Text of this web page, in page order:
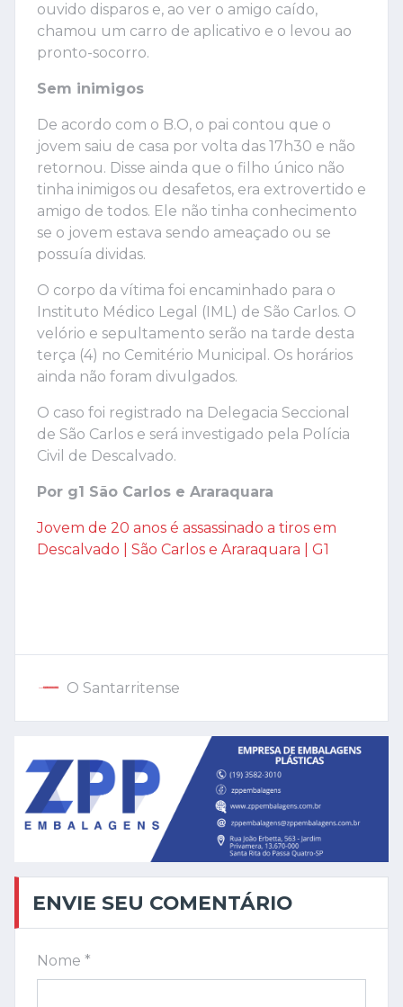
ouvido disparos e, ao ver o amigo caído,
chamou um carro de aplicativo e o levou ao
pronto-socorro.
Sem inimigos
De acordo com o B.O, o pai contou que o
jovem saiu de casa por volta das 17h30 e não
retornou. Disse ainda que o filho único não
tinha inimigos ou desafetos, era extrovertido e
amigo de todos. Ele não tinha conhecimento
se o jovem estava sendo ameaçado ou se
possuía dividas.
O corpo da vítima foi encaminhado para o
Instituto Médico Legal (IML) de São Carlos. O
velório e sepultamento serão na tarde desta
terça (4) no Cemitério Municipal. Os horários
ainda não foram divulgados.
O caso foi registrado na Delegacia Seccional
de São Carlos e será investigado pela Polícia
Civil de Descalvado.
Por g1 São Carlos e Araraquara
Jovem de 20 anos é assassinado a tiros em
Descalvado | São Carlos e Araraquara | G1
O Santarritense
ENVIE SEU COMENTÁRIO
Nome *